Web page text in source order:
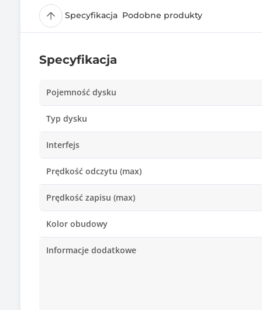
Specyfikacja Podobne produkty
Specyfikacja
Pojemność dysku
Typ dysku
Interfejs
Prędkość odczytu (max)
Prędkość zapisu (max)
Kolor obudowy
Informacje dodatkowe